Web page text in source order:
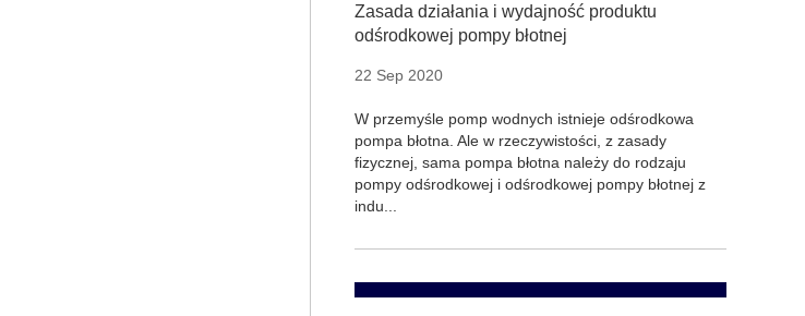
Zasada działania i wydajność produktu
odśrodkowej pompy błotnej
22 Sep 2020
W przemyśle pomp wodnych istnieje odśrodkowa
pompa błotna. Ale w rzeczywistości, z zasady
fizycznej, sama pompa błotna należy do rodzaju
pompy odśrodkowej i odśrodkowej pompy błotnej z
indu...